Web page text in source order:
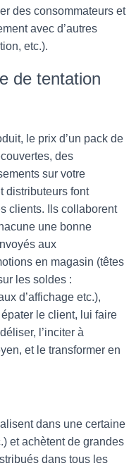
des consommateurs et
avec d’autres
etc.).
de tentation
le prix d’un pack de
des
sur votre
distributeurs font
clients. Ils collaborent
une bonne
aux
en magasin (têtes
les soldes :
d’affichage etc.),
le client, lui faire
l’inciter à
et le transformer en
dans une certaine
et achètent de grandes
dans tous les